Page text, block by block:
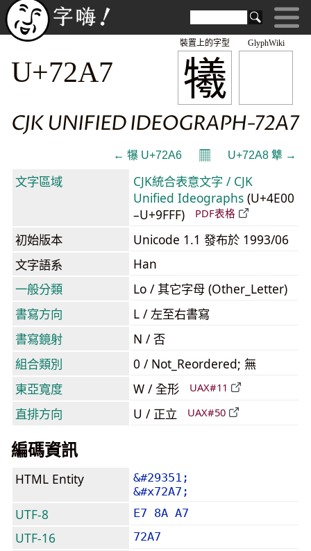
GlyphWiki
犧
裝置上的字型
U+72A7
CJK UNIFIED IDEOGRAPH-72A7
← 犦 U+72A6 𝄜 U+72A8 犨 →
文字區域
CJK統合表意文字 / CJK
Unified Ideographs (U+4E00
–U+9FFF)
PDF表格
初始版本
Unicode 1.1 發布於 1993/06
文字語系
Han
一般分類
Lo / 其它字母 (Other_Letter)
書寫方向
L / 左至右書寫
書寫鏡射
N / 否
組合類別
0 / Not_Reordered; 無
東亞寬度
W / 全形 UAX#11
直排方向 U / 正立 UAX#50
編碼資訊
HTML Entity
&#29351;
&#x72A7;
UTF-8 E7 8A A7
UTF-16 72A7